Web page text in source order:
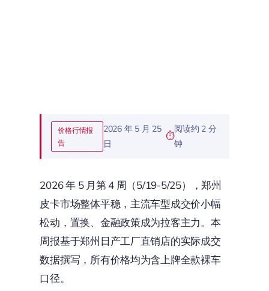
价格行情报
告
2026 年 5 月 25
日
阅读约 2 分
钟
2026 年 5 月第 4 周（5/19-5/25），郑州
皮卡市场整体平稳，主流车型成交价小幅
松动，置换、金融政策成为拉客主力。本
周报基于郑州日产工厂直销店的实际成交
数据撰写，所有价格均为含上牌全款裸车
口径。